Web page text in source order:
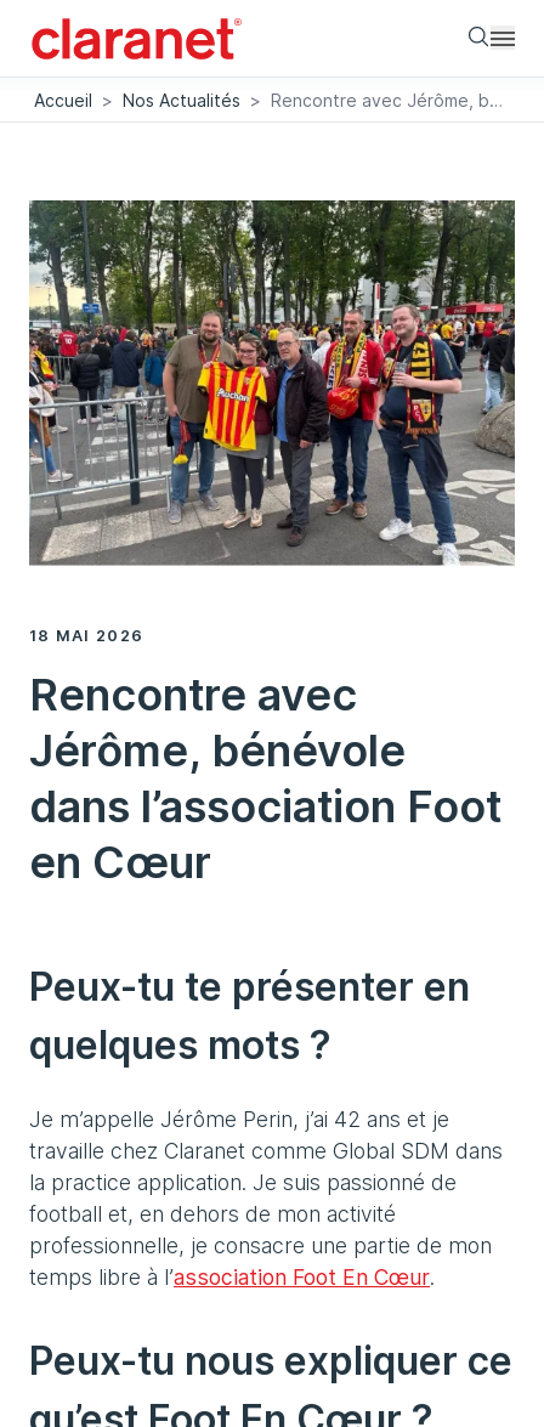
Accueil > Nos Actualités > Rencontre avec Jérôme, bénévole dans l’association Foot en Cœur
18 MAI 2026
Rencontre avec
Jérôme, bénévole
dans l’association Foot
en Cœur
Peux-tu te présenter en
quelques mots ?
Je m’appelle Jérôme Perin, j’ai 42 ans et je
travaille chez Claranet comme Global SDM dans
la practice application. Je suis passionné de
football et, en dehors de mon activité
professionnelle, je consacre une partie de mon
temps libre à l’association Foot En Cœur.
Peux-tu nous expliquer ce